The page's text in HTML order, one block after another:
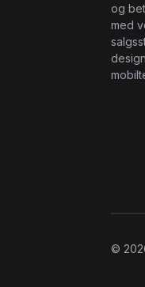
og
med
©